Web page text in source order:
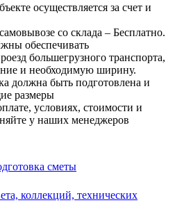
осуществляется за счет и
со склада – Бесплатно.
обеспечивать
большегрузного транспорта,
и необходимую ширину.
должна быть подготовлена и
размеры
условиях, стоимости и
у наших менеджеров
сметы
коллекций, технических